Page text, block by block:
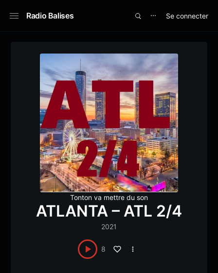
Radio Balises ⋯ Se connecter
Tonton va mettre du son
ATLANTA – ATL 2/4
2021
8